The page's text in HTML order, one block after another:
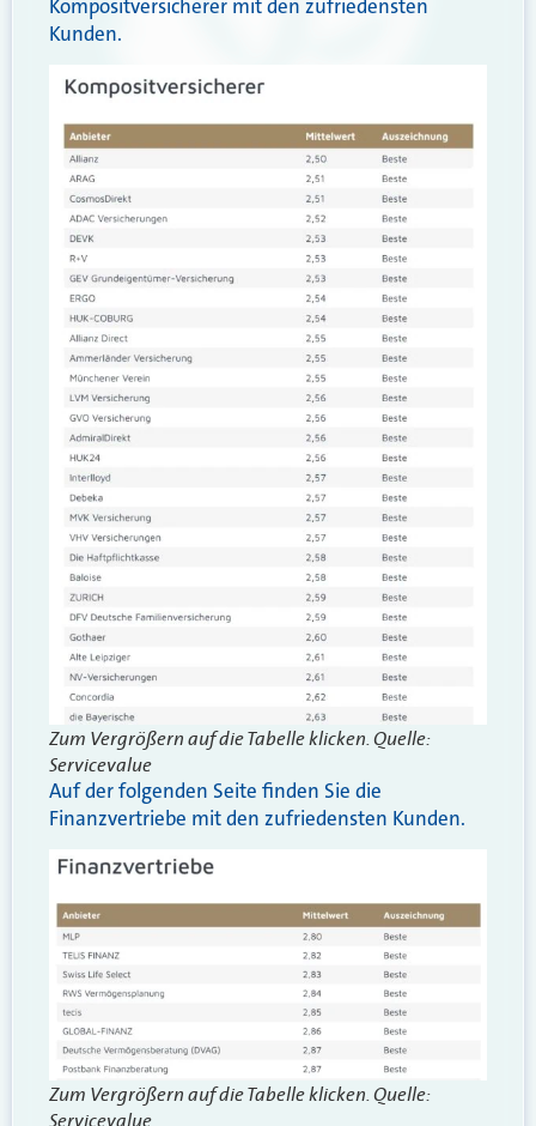
Kompositversicherer mit den zufriedensten
Kunden.
Zum Vergrößern auf die Tabelle klicken. Quelle:
Servicevalue
Auf der folgenden Seite finden Sie die
Finanzvertriebe mit den zufriedensten Kunden.
Zum Vergrößern auf die Tabelle klicken. Quelle: